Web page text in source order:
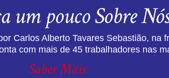
um pouco Sobre
Carlos Alberto Tavares Sebastião, na
com mais de 45 trabalhadores nas
Saber Mais